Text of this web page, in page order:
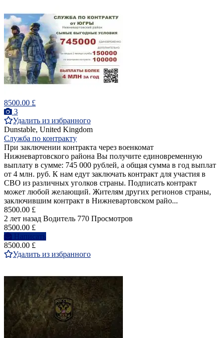
8500.00 £
3
Удалить из избранного
Dunstable, United Kingdom
Служба по контракту
При заключении контракта через военкомат
Нижневартовского района Вы получите единовременную
выплату в сумме: 745 000 рублей, а общая сумма в год выплат
от 4 млн. руб. К нам едут заключать контракт для участия в
СВО из различных уголков страны. Подписать контракт
может любой желающий. Жителям других регионов страны,
заключившим контракт в Нижневартовском райо...
8500.00 £
2 лет назад Водитель 770 Просмотров
8500.00 £
Написать
8500.00 £
Удалить из избранного